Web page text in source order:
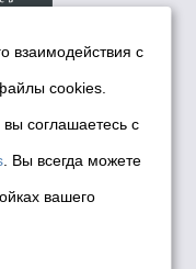
политики мэрии
взаимодействия с
cookies.
соглашаетесь с
. Вы всегда можете
вашего